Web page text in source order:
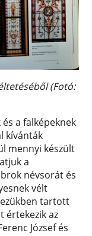
(Fotó:
a falképeknek
kívánták
mennyi készült
a
névsorát és
vélt
tartott
értekezik az
József és